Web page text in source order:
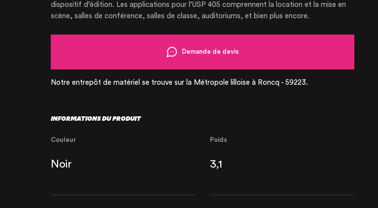
NOTRE ENTREPRISE
NOS EXPERTISES
NOS RÉALISATIONS
NOS PRODUITS À LOUER
NOS PRODUITS À VENDRE
CERTIFIÉE ISO 20121
dispositif d’édition. Les applications pour l’USP 405 comprennent la location et la mise en
scène, salles de conférence, salles de classe, auditoriums, et bien plus encore.
Demande de devis
Notre entrepôt de matériel se trouve sur la Métropole lilloise à Roncq - 59223.
INFORMATIONS DU PRODUIT
Couleur
Noir
Poids
3,1